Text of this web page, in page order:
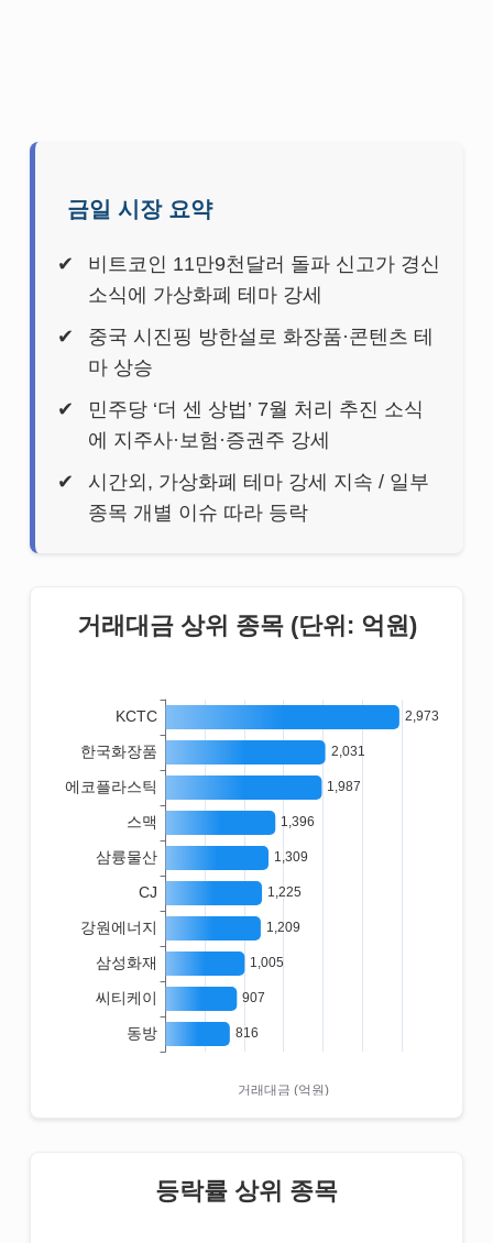
금일 시장 요약
비트코인 11만9천달러 돌파 신고가 경신
소식에 가상화폐 테마 강세
중국 시진핑 방한설로 화장품·콘텐츠 테
마 상승
민주당 ‘더 센 상법’ 7월 처리 추진 소식
에 지주사·보험·증권주 강세
시간외, 가상화폐 테마 강세 지속 / 일부
종목 개별 이슈 따라 등락
거래대금 상위 종목 (단위: 억원)
등락률 상위 종목